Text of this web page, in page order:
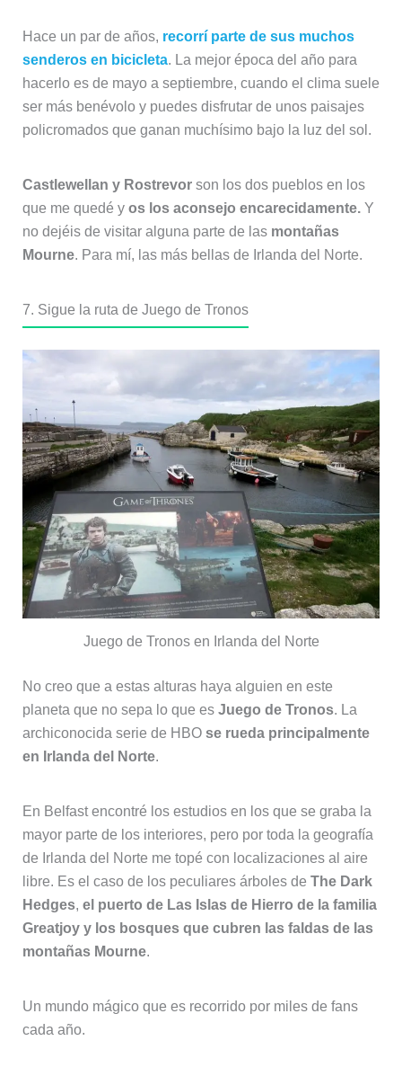
Hace un par de años, recorrí parte de sus muchos
senderos en bicicleta. La mejor época del año para
hacerlo es de mayo a septiembre, cuando el clima suele
ser más benévolo y puedes disfrutar de unos paisajes
policromados que ganan muchísimo bajo la luz del sol.
Castlewellan y Rostrevorson los dos pueblos en los
que me quedé y os los aconsejo encarecidamente.Y
no dejéis de visitar alguna parte de las montañas
Mourne. Para mí, las más bellas de Irlanda del Norte.
7. Sigue la ruta de Juego de Tronos
Juego de Tronos en Irlanda del Norte
No creo que a estas alturas haya alguien en este
planeta que no sepa lo que es Juego de Tronos. La
archiconocida serie de HBO se rueda principalmente
en Irlanda del Norte.
En Belfast encontré los estudios en los que se graba la
mayor parte de los interiores, pero por toda la geografía
de Irlanda del Norte me topé con localizaciones al aire
libre. Es el caso de los peculiares árboles de The Dark
Hedges, el puerto de Las Islas de Hierro de la familia
Greatjoy y los bosques que cubren las faldas de las
montañas Mourne.
Un mundo mágico que es recorrido por miles de fans
cada año.